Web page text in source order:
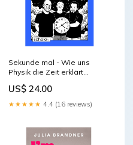
Sekunde mal - Wie uns
Physik die Zeit erklärt
US$ 24.00
★★★★★ 4.4 (16 reviews)